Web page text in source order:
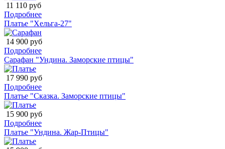
11 110 руб
Подробнее
Платье "Хельга-27"
14 900 руб
Подробнее
Сарафан "Ундина. Заморские птицы"
17 990 руб
Подробнее
Платье "Сказка. Заморские птицы"
15 900 руб
Подробнее
Платье "Ундина. Жар-Птицы"